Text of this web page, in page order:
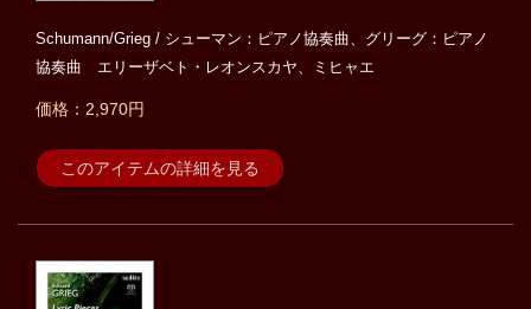
Schumann/Grieg / シューマン：ピアノ協奏曲、グリーグ：ピアノ
協奏曲 エリーザベト・レオンスカヤ、ミヒャエ
価格：2,970円
このアイテムの詳細を見る